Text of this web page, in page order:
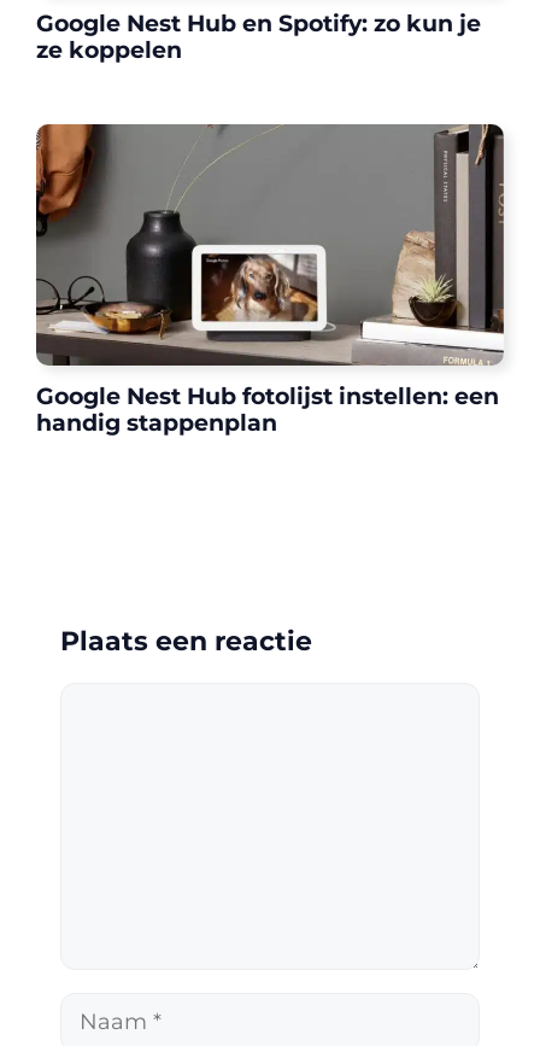
Google Nest Hub en Spotify: zo kun je
ze koppelen
Google Nest Hub fotolijst instellen: een
handig stappenplan
Plaats een reactie
Naam